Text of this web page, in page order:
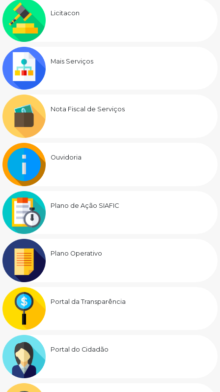
Licitacon
Mais Serviços
Nota Fiscal de Serviços
Ouvidoria
Plano de Ação SIAFIC
Plano Operativo
Portal da Transparência
Portal do Cidadão